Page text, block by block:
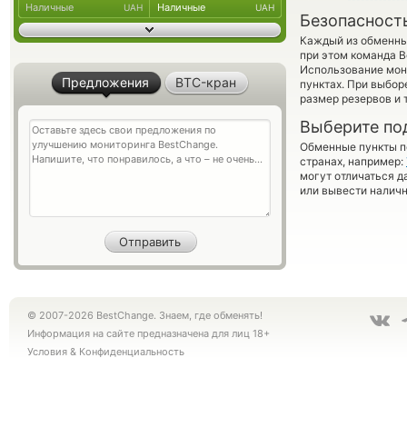
Каждый из
при этом команда
Использование
пунктах. При
размер резервов и
Выберите
Обменные пункты
странах, например:
могут отличаться
или вывести
Наличные UAH Наличные UAH
Предложения BTC-кран
© 2007-2026 BestChange. Знаем, где обменять!
Информация на сайте предназначена для лиц 18+
Условия & Конфиденциальность